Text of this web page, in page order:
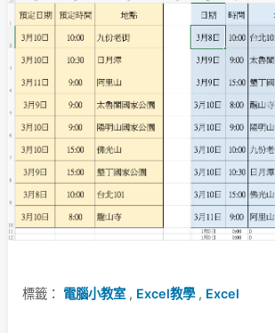
標籤： 電腦小教室 , Excel教學, Excel